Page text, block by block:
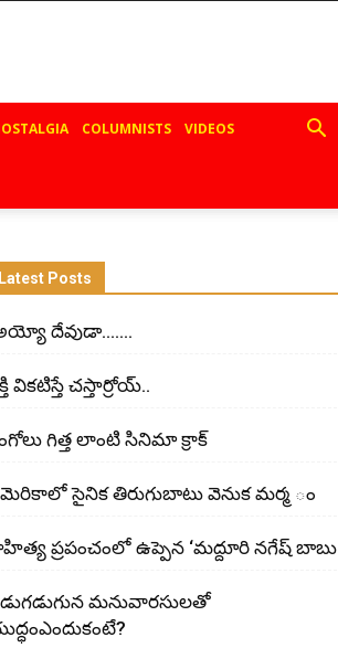
COLUMNISTS VIDEOS
Latest Posts
దేవుడా…….
విక‌టిస్తే చ‌స్తార్రోయ్‌..
గిత్త లాంటి సినిమా క్రాక్
సైనిక తిరుగుబాటు వెనుక మర్మ ం
ప్రపంచంలో ఉప్పెన ‘మద్దూరి నగేష్ బాబు
మ‌నువార‌సుల‌తో